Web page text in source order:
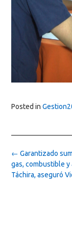
Posted in
Post
navigation
← Garantizado
gas, combustible y
Táchira, aseguró